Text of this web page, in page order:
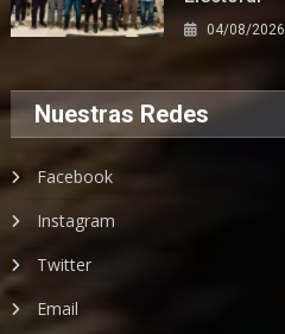
04/08/2026
Nuestras Redes
Facebook
Instagram
Twitter
Email